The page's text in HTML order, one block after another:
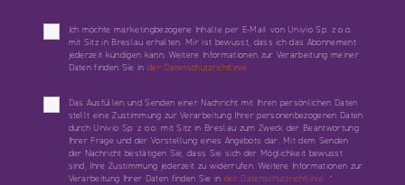
Ich möchte marketingbezogene Inhalte per E-Mail von Univio Sp. z o.o.
mit Sitz in Breslau erhalten. Mir ist bewusst, dass ich das Abonnement
jederzeit kündigen kann. Weitere Informationen zur Verarbeitung meiner
Daten finden Sie in der Datenschutzrichtlinie.
Das Ausfüllen und Senden einer Nachricht mit Ihren persönlichen Daten
stellt eine Zustimmung zur Verarbeitung Ihrer personenbezogenen Daten
durch Univio Sp. z o.o. mit Sitz in Breslau zum Zweck der Beantwortung
Ihrer Frage und der Vorstellung eines Angebots dar. Mit dem Senden
der Nachricht bestätigen Sie, dass Sie sich der Möglichkeit bewusst
sind, Ihre Zustimmung jederzeit zu widerrufen. Weitere Informationen zur
Verarbeitung Ihrer Daten finden Sie in der Datenschutzrichtlinie. *